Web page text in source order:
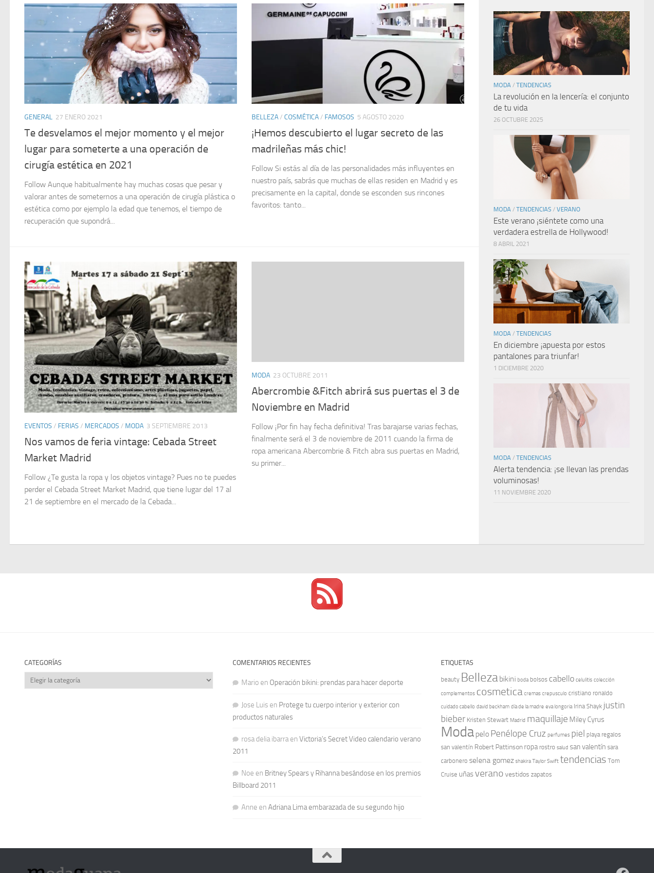
GENERAL 27 ENERO 2021
Te desvelamos el mejor momento y el mejor
lugar para someterte a una operación de
cirugía estética en 2021
Follow Aunque habitualmente hay muchas cosas que pesar y
valorar antes de someternos a una operación de cirugía plástica o
estética como por ejemplo la edad que tenemos, el tiempo de
recuperación que supondrá...
BELLEZA/ COSMÉTICA/ FAMOSOS 5 AGOSTO 2020
¡Hemos descubierto el lugar secreto de las
madrileñas más chic!
Follow Si estás al día de las personalidades más influyentes en
nuestro país, sabrás que muchas de ellas residen en Madrid y es
precisamente en la capital, donde se esconden sus rincones
favoritos: tanto...
EVENTOS / FERIAS / MERCADOS / MODA 3 SEPTIEMBRE 2013
Nos vamos de feria vintage: Cebada Street
Market Madrid
Follow ¿Te gusta la ropa y los objetos vintage? Pues no te puedes
perder el Cebada Street Market Madrid, que tiene lugar del 17 al
21 de septiembre en el mercado de la Cebada...
MODA 23 OCTUBRE 2011
Abercrombie &Fitch abrirá sus puertas el 3 de
Noviembre en Madrid
Follow ¡Por fin hay fecha definitiva! Tras barajarse varias fechas,
finalmente será el 3 de noviembre de 2011 cuando la firma de
ropa americana Abercombrie & Fitch abra sus puertas en Madrid,
su primer...
MODA / TENDENCIAS
La revolución en la lencería: el conjunto
de tu vida
26 OCTUBRE 2025
MODA / TENDENCIAS / VERANO
Este verano ¡siéntete como una
verdadera estrella de Hollywood!
8 ABRIL 2021
MODA / TENDENCIAS
En diciembre ¡apuesta por estos
pantalones para triunfar!
1 DICIEMBRE 2020
MODA / TENDENCIAS
Alerta tendencia: ¡se llevan las prendas
voluminosas!
11 NOVIEMBRE 2020
CATEGORÍAS
Categorías
COMENTARIOS RECIENTES
Mario en Operación bikini: prendas para hacer deporte
Jose Luis en Protege tu cuerpo interior y exterior con
productos naturales
rosa delia ibarraen Victoria’s Secret Video calendario verano
2011
Noe en Britney Spears y Rihanna besándose en los premios
Billboard 2011
Anne en Adriana Lima embarazada de su segundo hijo
ETIQUETAS
beauty Belleza bikini boda bolsos cabello celulitis colección
complementos cosmetica cremas crepusculo cristiano ronaldo
cuidado cabello david beckham día de la madre eva longoria Irina Shayk justin
bieber Kristen Stewart Madrid maquillaje Miley Cyrus
Moda pelo Penélope Cruz perfumes piel playa regalos
san valentín Robert Pattinson ropa rostro salud san valentín sara
carbonero selena gomez shakira Taylor Swift tendencias Tom
Cruise uñasverano vestidos zapatos